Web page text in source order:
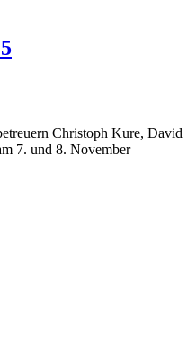
Christoph Kure, David
7. und 8. November